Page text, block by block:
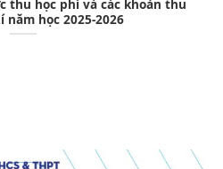
thu học phí và các khoản thu
năm học 2025-2026